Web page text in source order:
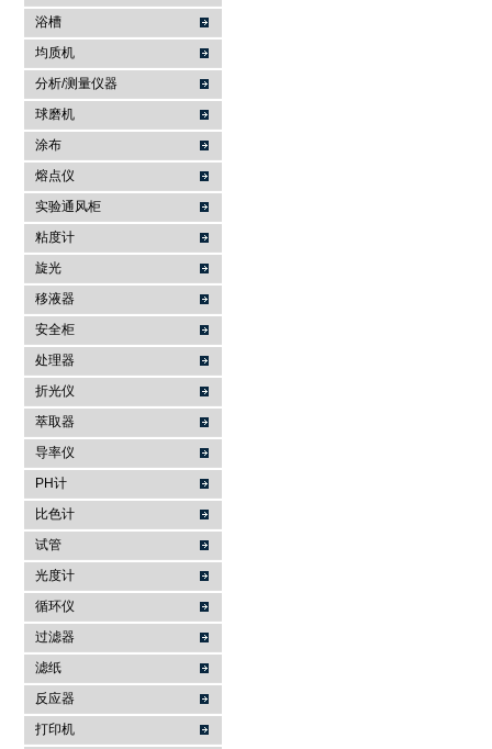
浴槽
均质机
分析/测量仪器
球磨机
涂布
熔点仪
实验通风柜
粘度计
旋光
移液器
安全柜
处理器
折光仪
萃取器
导率仪
PH计
比色计
试管
光度计
循环仪
过滤器
滤纸
反应器
打印机